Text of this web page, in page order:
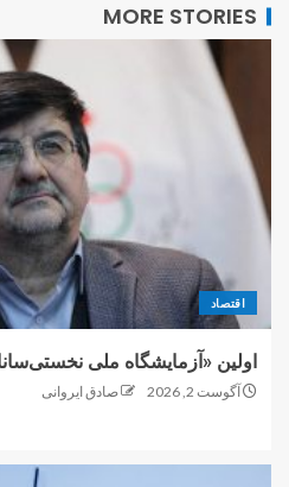
MORE STORIES
اقتصاد
اولین «آزمایشگاه ملی
آگوست 2, 2026 صادق ایروانی